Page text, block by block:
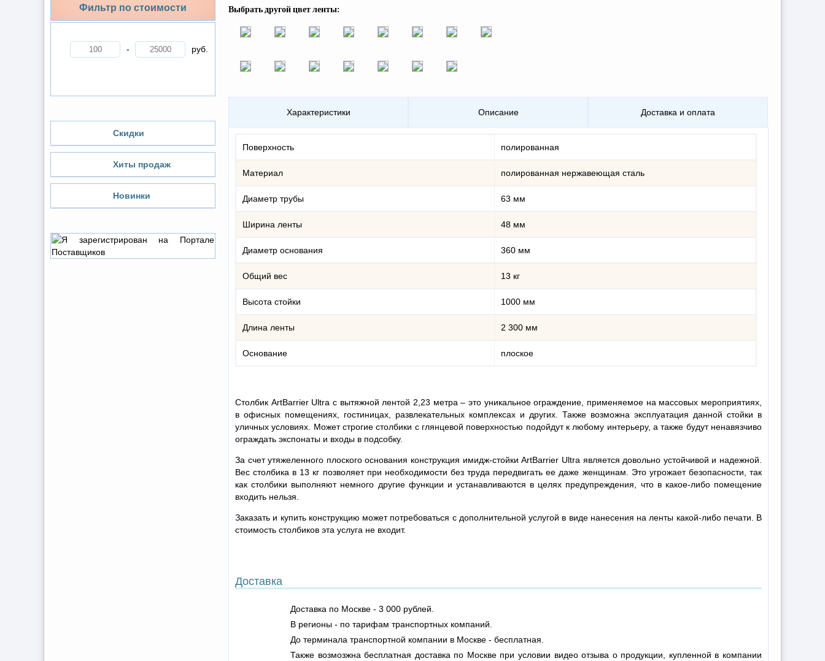
Фильтр по стоимости
- руб.
Скидки
Хиты продаж
Новинки
Выбрать другой цвет ленты:
Характеристики Описание Доставка и оплата
Поверхность полированная
Материал полированная нержавеющая сталь
Диаметр трубы 63 мм
Ширина ленты 48 мм
Диаметр основания 360 мм
Общий вес 13 кг
Высота стойки 1000 мм
Длина ленты 2 300 мм
Основание плоское
Столбик ArtBarrier Ultra с вытяжной лентой 2,23 метра – это уникальное ограждение, применяемое на массовых мероприятиях,
в офисных помещениях, гостиницах, развлекательных комплексах и других. Также возможна эксплуатация данной стойки в
уличных условиях. Может строгие столбики с глянцевой поверхностью подойдут к любому интерьеру, а также будут ненавязчиво
ограждать экспонаты и входы в подсобку.
За счет утяжеленного плоского основания конструкция имидж-стойки ArtBarrier Ultra является довольно устойчивой и надежной.
Вес столбика в 13 кг позволяет при необходимости без труда передвигать ее даже женщинам. Это угрожает безопасности, так
как столбики выполняют немного другие функции и устанавливаются в целях предупреждения, что в какое-либо помещение
входить нельзя.
Заказать и купить конструкцию может потребоваться с дополнительной услугой в виде нанесения на ленты какой-либо печати. В
стоимость столбиков эта услуга не входит.
Доставка
Доставка по Москве - 3 000 рублей.
В регионы - по тарифам транспортных компаний.
До терминала транспортной компании в Москве - бесплатная.
Также возмозжна бесплатная доставка по Москве при условии видео отзыва о продукции, купленной в компании